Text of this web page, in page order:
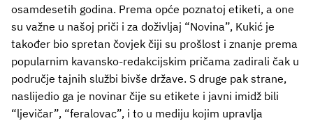
osamdesetih godina. Prema opće poznatoj etiketi, a one
su važne u našoj priči i za doživljaj “Novina”, Kukić je
također bio spretan čovjek čiji su prošlost i znanje prema
popularnim kavansko-redakcijskim pričama zadirali čak u
područje tajnih službi bivše države. S druge pak strane,
naslijedio ga je novinar čije su etikete i javni imidž bili
“ljevičar”, “feralovac”, i to u mediju kojim upravlja